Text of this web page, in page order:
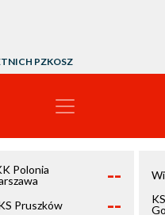
PZKOSZ
Polonia
--
Pruszków --